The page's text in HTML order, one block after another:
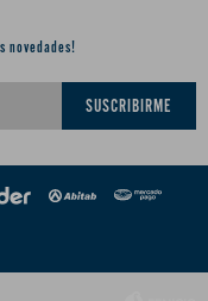
novedades!
SUSCRIBIRME